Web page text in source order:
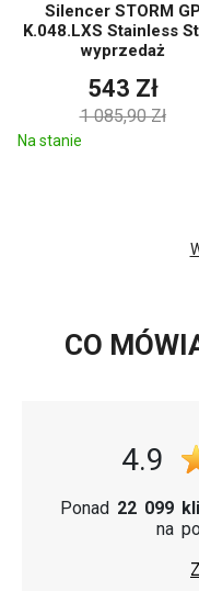
Silencer STORM GP
K.048.LXS Stainless
wyprzedaż
543 Zł
1 085,90 Zł
Na stanie
CO
4.9
Ponad 22 099
na